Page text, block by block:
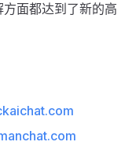
面都达到了新的高